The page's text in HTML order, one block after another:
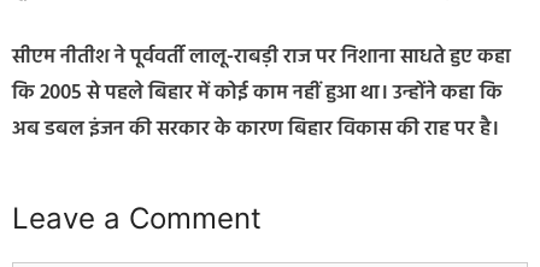
सीएम नीतीश ने पूर्ववर्ती लालू-राबड़ी राज पर निशाना साधते हुए कहा
कि 2005 से पहले बिहार में कोई काम नहीं हुआ था। उन्होंने कहा कि
अब डबल इंजन की सरकार के कारण बिहार विकास की राह पर है।
Leave a Comment